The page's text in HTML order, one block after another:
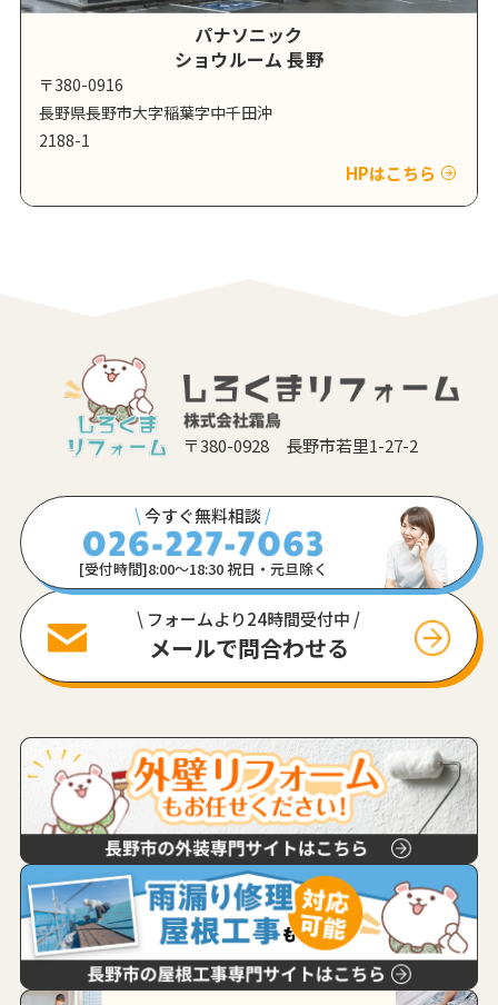
パナソニック
ショウルーム 長野
〒380-0916
長野県長野市大字稲葉字中千田沖
2188-1
HPはこちら
〒380-0928 長野市若里1-27-2
\今すぐ無料相談/
[受付時間]8:00〜18:30 祝日・元旦除く
\ フォームより24時間受付中 /
メールで問合わせる